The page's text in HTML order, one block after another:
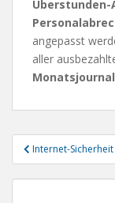
Überstunden-
angepasst
aller
Monatsjournal
Internet-Sicherheit